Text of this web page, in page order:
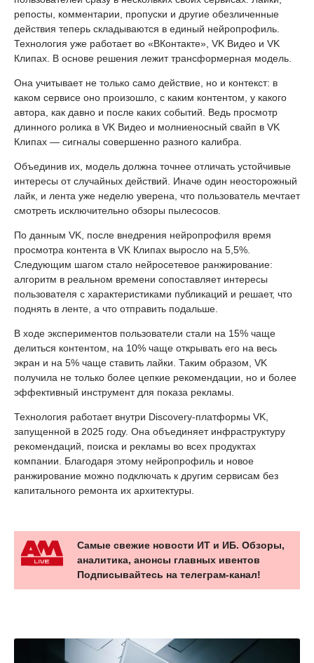
репосты, комментарии, пропуски и другие обезличенные
действия теперь складываются в единый нейропрофиль.
Технология уже работает во «ВКонтакте», VK Видео и VK
Клипах. В основе решения лежит трансформерная модель.
Она учитывает не только само действие, но и контекст: в
каком сервисе оно произошло, с каким контентом, у какого
автора, как давно и после каких событий. Ведь просмотр
длинного ролика в VK Видео и молниеносный свайп в VK
Клипах — сигналы совершенно разного калибра.
Объединив их, модель должна точнее отличать устойчивые
интересы от случайных действий. Иначе один неосторожный
лайк, и лента уже неделю уверена, что пользователь мечтает
смотреть исключительно обзоры пылесосов.
По данным VK, после внедрения нейропрофиля время
просмотра контента в VK Клипах выросло на 5,5%.
Следующим шагом стало нейросетевое ранжирование:
алгоритм в реальном времени сопоставляет интересы
пользователя с характеристиками публикаций и решает, что
поднять в ленте, а что отправить подальше.
В ходе экспериментов пользователи стали на 15% чаще
делиться контентом, на 10% чаще открывать его на весь
экран и на 5% чаще ставить лайки. Таким образом, VK
получила не только более цепкие рекомендации, но и более
эффективный инструмент для показа рекламы.
Технология работает внутри Discovery-платформы VK,
запущенной в 2025 году. Она объединяет инфраструктуру
рекомендаций, поиска и рекламы во всех продуктах
компании. Благодаря этому нейропрофиль и новое
ранжирование можно подключать к другим сервисам без
капитального ремонта их архитектуры.
Самые свежие новости ИТ и ИБ. Обзоры,
аналитика, анонсы главных ивентов
Подписывайтесь на телеграм-канал!